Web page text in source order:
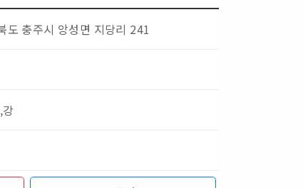
도 충주시 앙성면 지당리 241